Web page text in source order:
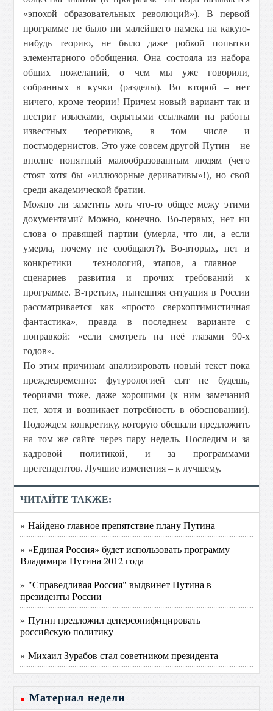
«эпохой образовательных революций»). В первой
программе не было ни малейшего намека на какую-
нибудь теорию, не было даже робкой попытки
элементарного обобщения. Она состояла из набора
общих пожеланий, о чем мы уже говорили,
собранных в кучки (разделы). Во второй – нет
ничего, кроме теории! Причем новый вариант так и
пестрит изысками, скрытыми ссылками на работы
известных теоретиков, в том числе и
постмодернистов. Это уже совсем другой Путин – не
вполне понятный малообразованным людям (чего
стоят хотя бы «иллюзорные деривативы»!), но свой
среди академической братии.
Можно ли заметить хоть что-то общее межу этими
документами? Можно, конечно. Во-первых, нет ни
слова о правящей партии (умерла, что ли, а если
умерла, почему не сообщают?). Во-вторых, нет и
конкретики – технологий, этапов, а главное –
сценариев развития и прочих требований к
программе. В-третьих, нынешняя ситуация в России
рассматривается как «просто сверхоптимистичная
фантастика», правда в последнем варианте с
поправкой: «если смотреть на неё глазами 90-х
годов».
По этим причинам анализировать новый текст пока
преждевременно: футурологией сыт не будешь,
теориями тоже, даже хорошими (к ним замечаний
нет, хотя и возникает потребность в обосновании).
Подождем конкретику, которую обещали предложить
на том же сайте через пару недель. Последим и за
кадровой политикой, и за программами
претендентов. Лучшие изменения – к лучшему.
ЧИТАЙТЕ ТАКЖЕ:
» Найдено главное препятствие плану Путина
» «Единая Россия» будет использовать программу
Владимира Путина 2012 года
» "Справедливая Россия" выдвинет Путина в
президенты России
» Путин предложил деперсонифицировать
российскую политику
» Михаил Зурабов стал советником президента
Материал недели